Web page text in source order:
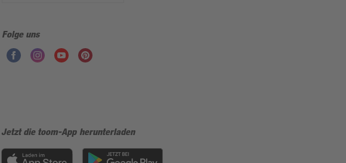
Folge uns
Jetzt die toom-App herunterladen